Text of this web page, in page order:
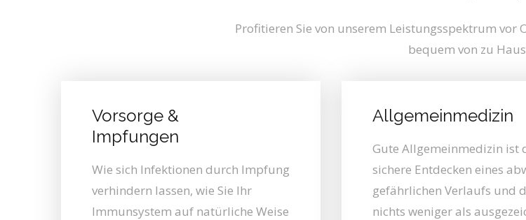
Profitieren Sie von unserem Leistungsspektrum vor
bequem von zu
Vorsorge &
Impfungen
Wie sich Infektionen durch Impfung
verhindern lassen, wie Sie Ihr
Immunsystem auf natürliche Weise
Allgemeinmedizin
Gute Allgemeinmedizin ist
sichere Entdecken eines
gefährlichen Verlaufs und
nichts weniger als